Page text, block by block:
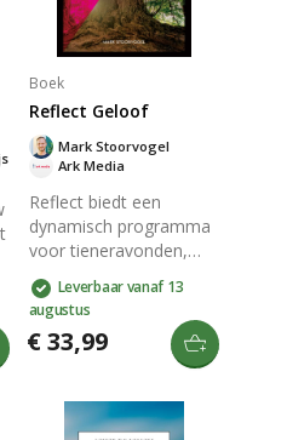
Boek
Reflect Geloof
Ark Media
Mark Stoorvogel
Reflect biedt een
dynamisch programma
voor tieneravonden,
waarmee jongeren
worden aangemoedigd
om na te denken over
de Bijbel en hun geloof
te verdiepen. Ontdek de
geloofshelden uit het
Leverbaar vanaf 13
augustus
€ 33,99